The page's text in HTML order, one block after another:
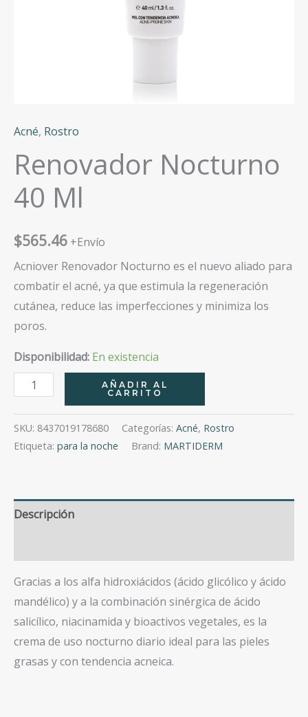
Acné, Rostro
Renovador Nocturno
40 Ml
$565.46 +Envío
Acniover Renovador Nocturno es el nuevo aliado para
combatir el acné, ya que estimula la regeneración
cutánea, reduce las imperfecciones y minimiza los
poros.
Disponibilidad: En existencia
Renovador
Nocturno
40
Ml
AÑADIR AL
CARRITO
SKU: 8437019178680 Categorías: Acné, Rostro
Etiqueta: para la noche Brand: MARTIDERM
Descripción
Gracias a los alfa hidroxiácidos (ácido glicólico y ácido
mandélico) y a la combinación sinérgica de ácido
salicílico, niacinamida y bioactivos vegetales, es la
crema de uso nocturno diario ideal para las pieles
grasas y con tendencia acneica.